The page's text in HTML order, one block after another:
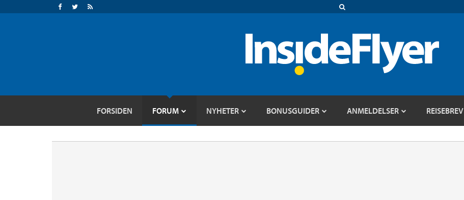
FORSIDEN FORUM NYHETER BONUSGUIDER ANMELDELSER REISEBREV